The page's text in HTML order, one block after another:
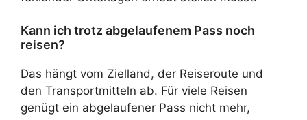
Kann ich trotz abgelaufenem Pass noch
reisen?
Das hängt vom Zielland, der Reiseroute und
den Transportmitteln ab. Für viele Reisen
genügt ein abgelaufener Pass nicht mehr,